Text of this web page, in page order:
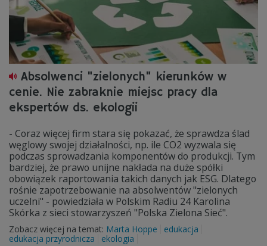
Absolwenci "zielonych" kierunków w
cenie. Nie zabraknie miejsc pracy dla
ekspertów ds. ekologii
- Coraz więcej firm stara się pokazać, że sprawdza ślad
węglowy swojej działalności, np. ile CO2 wyzwala się
podczas sprowadzania komponentów do produkcji. Tym
bardziej, że prawo unijne nakłada na duże spółki
obowiązek raportowania takich danych jak ESG. Dlatego
rośnie zapotrzebowanie na absolwentów "zielonych
uczelni" - powiedziała w Polskim Radiu 24 Karolina
Skórka z sieci stowarzyszeń "Polska Zielona Sieć".
Zobacz więcej na temat: Marta Hoppe
edukacja
edukacja przyrodnicza
ekologia